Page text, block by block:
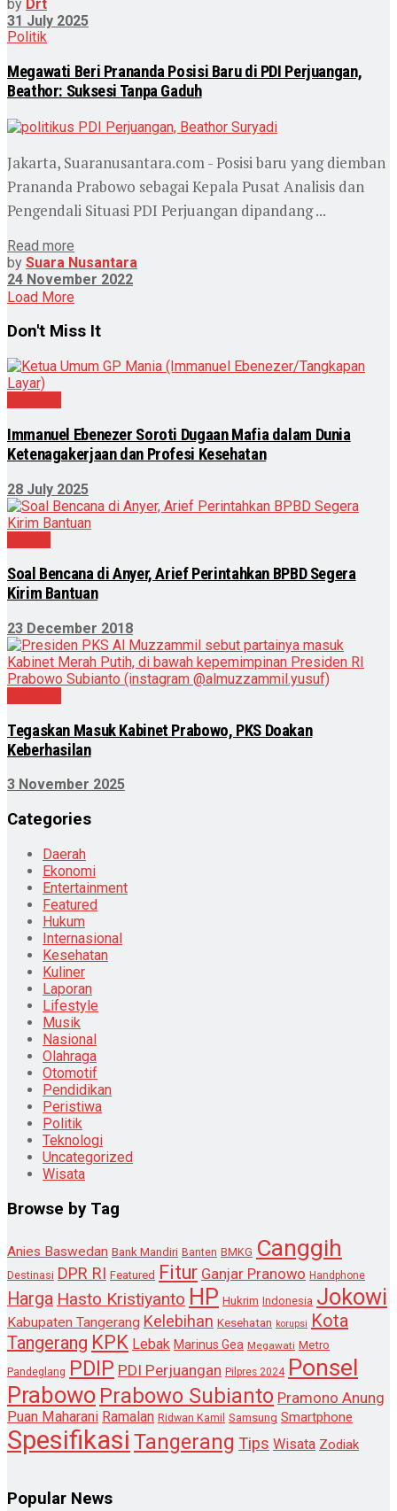
by Drt
31 July 2025
Politik
Megawati Beri Prananda Posisi Baru di PDI Perjuangan,
Beathor: Suksesi Tanpa Gaduh
Jakarta, Suaranusantara.com - Posisi baru yang diemban
Prananda Prabowo sebagai Kepala Pusat Analisis dan
Pengendali Situasi PDI Perjuangan dipandang ...
Read more
by Suara Nusantara
24 November 2022
Load More
Don't Miss It
Immanuel Ebenezer Soroti Dugaan Mafia dalam Dunia
Ketenagakerjaan dan Profesi Kesehatan
28 July 2025
Soal Bencana di Anyer, Arief Perintahkan BPBD Segera
Kirim Bantuan
23 December 2018
Tegaskan Masuk Kabinet Prabowo, PKS Doakan
Keberhasilan
3 November 2025
Categories
Daerah
Ekonomi
Entertainment
Featured
Hukum
Internasional
Kesehatan
Kuliner
Laporan
Lifestyle
Musik
Nasional
Olahraga
Otomotif
Pendidikan
Peristiwa
Politik
Teknologi
Uncategorized
Wisata
Browse by Tag
Anies Baswedan Bank Mandiri Banten BMKG Canggih
Destinasi DPR RI Featured Fitur Ganjar Pranowo Handphone
Harga Hasto Kristiyanto HP Hukrim Indonesia Jokowi
Kabupaten Tangerang Kelebihan Kesehatan korupsi Kota
Tangerang KPK Lebak Marinus Gea Megawati Metro
Pandeglang PDIP PDI Perjuangan Pilpres 2024 Ponsel
Prabowo Prabowo Subianto Pramono Anung
Puan Maharani Ramalan Ridwan Kamil Samsung Smartphone
Spesifikasi Tangerang Tips Wisata Zodiak
Popular News